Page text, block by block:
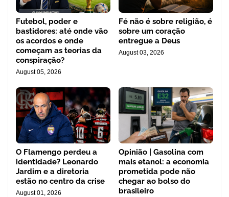
Futebol, poder e
bastidores: até onde vão
os acordos e onde
começam as teorias da
conspiração?
August 05, 2026
Fé não é sobre religião, é
sobre um coração
entregue a Deus
August 03, 2026
O Flamengo perdeu a
identidade? Leonardo
Jardim e a diretoria
estão no centro da crise
August 01, 2026
Opinião | Gasolina com
mais etanol: a economia
prometida pode não
chegar ao bolso do
brasileiro